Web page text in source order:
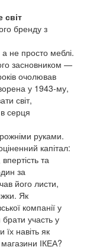
світ
бренду з
не просто меблі.
засновником —
очолював
у 1943-му,
світ,
серця
руками.
капітал:
та
за
його листи,
Як
компанії у
участь у
їх навіть як
ІКЕА?